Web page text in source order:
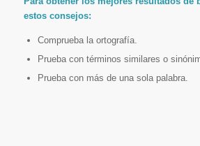
estos consejos:
Comprueba la ortografía.
Prueba con términos similares o
Prueba con más de una sola palabra.